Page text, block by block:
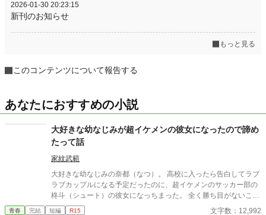
2026-01-30 20:23:15
新刊のお知らせ
もっと見る
このコンテンツについて報告する
あなたにおすすめの小説
大好きな幼なじみが超イケメンの彼女になったので諦め
たって話
家紋武範
大好きな幼なじみの奈都（なつ）。 高校に入ったら告白してラブ
ラブカップルになる予定だったのに、超イケメンのサッカー部の
柊斗（シュート）の彼女になっちまった。 全く勝ち目がないこの
恋。 潔く諦めることにした。
青春 完結 短編 R15 文字数：12,992